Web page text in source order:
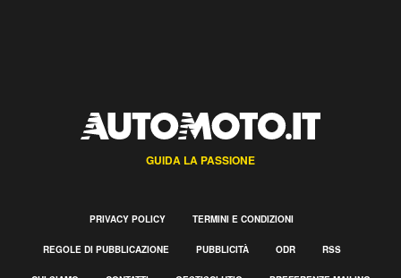
GUIDA LA PASSIONE
PRIVACY POLICY TERMINI E CONDIZIONI
REGOLE DI PUBBLICAZIONE PUBBLICITÀ ODR RSS